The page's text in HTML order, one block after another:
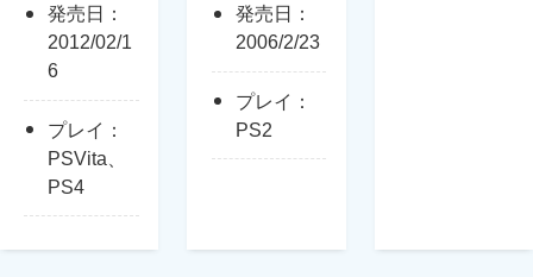
発売日：
2012/02/1
6
プレイ：
PSVita、
PS4
発売日：
2006/2/23
プレイ：
PS2